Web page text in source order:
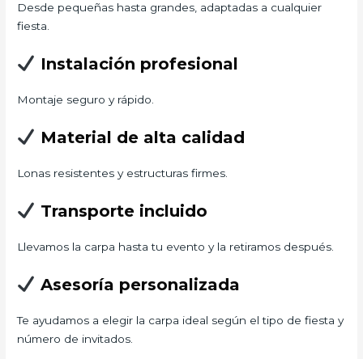
Desde pequeñas hasta grandes, adaptadas a cualquier
fiesta.
Instalación profesional
Montaje seguro y rápido.
Material de alta calidad
Lonas resistentes y estructuras firmes.
Transporte incluido
Llevamos la carpa hasta tu evento y la retiramos después.
Asesoría personalizada
Te ayudamos a elegir la carpa ideal según el tipo de fiesta y
número de invitados.